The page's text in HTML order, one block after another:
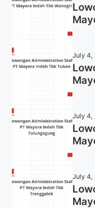
July 4,
July 4,
July 4,